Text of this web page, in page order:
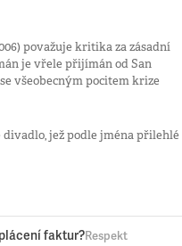
považuje kritika za zásadní
je vřele přijímán od San
všeobecným pocitem krize
jež podle jména přilehlé
faktur?Respekt